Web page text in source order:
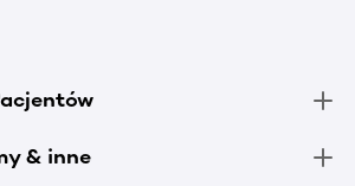
& inne